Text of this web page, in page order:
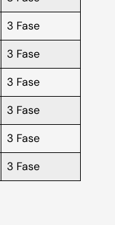
3 Fase
3 Fase
3 Fase
3 Fase
3 Fase
3 Fase